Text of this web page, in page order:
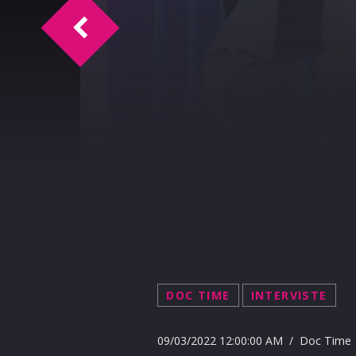
DOC TIME INTERVISTE
09/03/2022 12:00:00 AM / Doc Time
Doc Time intervista Beppe Stanco 9-3-